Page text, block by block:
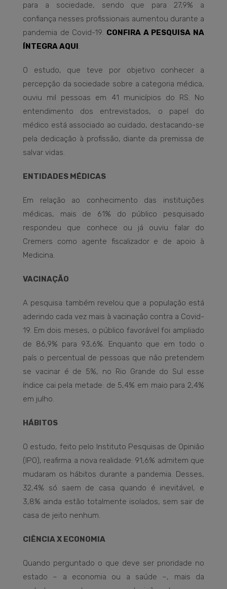
para a sociedade, sendo que para 27,9% a
confiança nesses profissionais aumentou durante a
pandemia de Covid-19. CONFIRA A PESQUISA NA
ÍNTEGRA AQUI.
O estudo, que teve por objetivo conhecer a
percepção da sociedade sobre a categoria médica,
ouviu mil pessoas em 41 municípios do RS. No
entendimento dos entrevistados, o papel do
médico está associado ao cuidado, destacando-se
pela dedicação à profissão, diante da premissa de
salvar vidas.
ENTIDADES MÉDICAS
Em relação ao conhecimento das instituições
médicas, mais de 61% do público pesquisado
respondeu que conhece ou já ouviu falar do
Cremers como agente fiscalizador e de apoio à
Medicina.
VACINAÇÃO
A pesquisa também revelou que a população está
aderindo cada vez mais à vacinação contra a Covid-
19. Em dois meses, o público favorável foi ampliado
de 86,9% para 93,6%. Enquanto que em todo o
país o percentual de pessoas que não pretendem
se vacinar é de 5%, no Rio Grande do Sul esse
índice cai pela metade: de 5,4% em maio para 2,4%
em julho.
HÁBITOS
O estudo, feito pelo Instituto Pesquisas de Opinião
(IPO), reafirma a nova realidade: 91,6% admitem que
mudaram os hábitos durante a pandemia. Desses,
32,4% só saem de casa quando é inevitável, e
3,8% ainda estão totalmente isolados, sem sair de
casa de jeito nenhum.
CIÊNCIA X ECONOMIA
Quando perguntado o que deve ser prioridade no
estado – a economia ou a saúde –, mais da